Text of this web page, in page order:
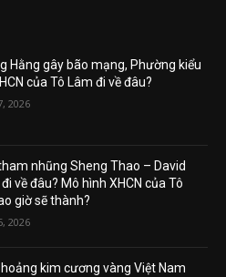
Hằng gây bão mạng, Phường kiểu
của Tô Lâm đi về đâu?
2026
nhũng Sheng Thao – David
về đâu? Mô hình XHCN của Tô
giờ sẽ thành?
2026
hoảng kim cương vàng Việt Nam